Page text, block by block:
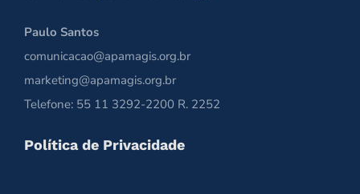
Paulo Santos
comunicacao@apamagis.org.br
marketing@apamagis.org.br
Telefone: 55 11 3292-2200 R. 2252
Política de Privacidade